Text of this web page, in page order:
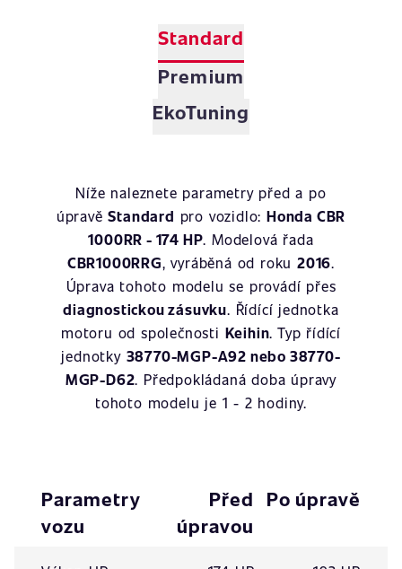
Standard
Premium
EkoTuning
Níže naleznete parametry před a po
úpravěStandard pro vozidlo: Honda CBR
1000RR - 174 HP. Modelová řada
CBR1000RRG, vyráběná od roku2016.
Úprava tohoto modelu se provádí přes
diagnostickou zásuvku. Řídící jednotka
motoru od společnosti Keihin. Typ řídící
jednotky 38770-MGP-A92 nebo 38770-
MGP-D62. Předpokládaná doba úpravy
tohoto modelu je 1 - 2 hodiny.
Parametry
vozu
Před
úpravou
Po úpravě